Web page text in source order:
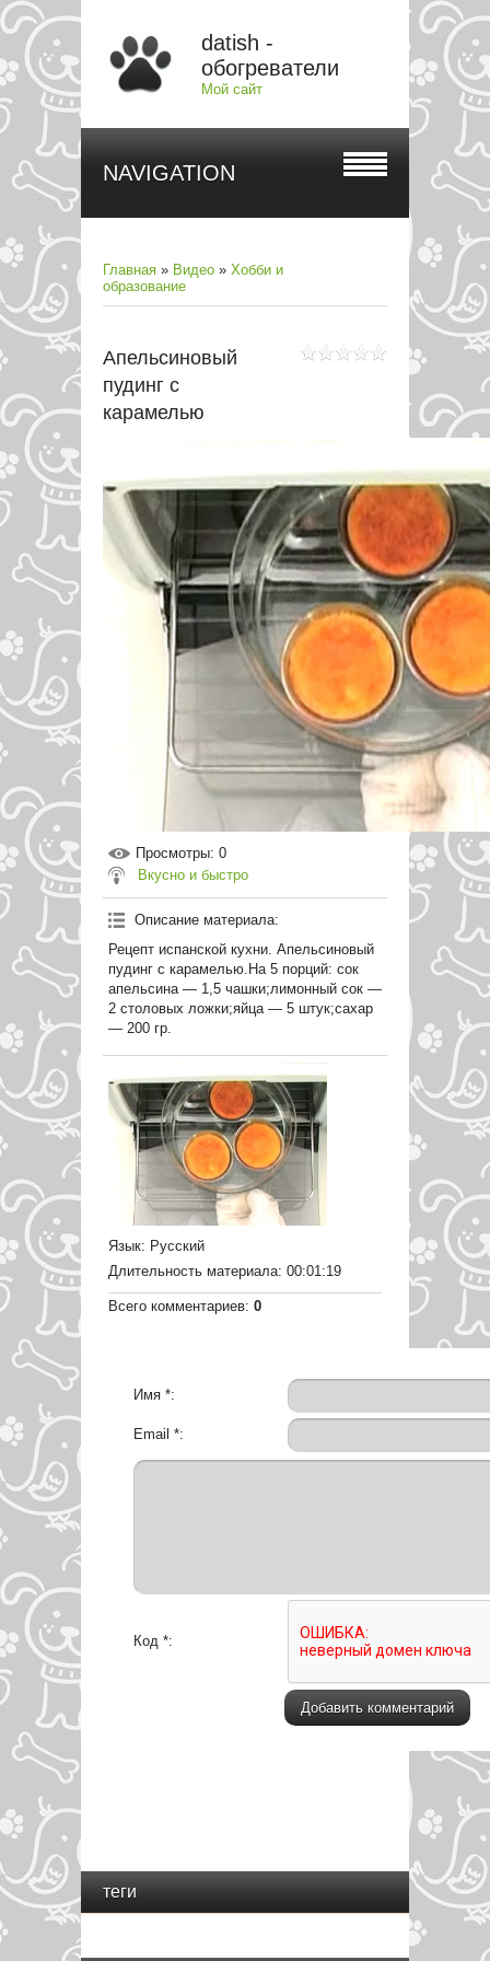
datish -
обогреватели
Мой сайт
NAVIGATION
Главная » Видео » Хобби и
образование
Апельсиновый
пудинг с
карамелью
Просмотры: 0
Вкусно и быстро
Описание материала:
Рецепт испанской кухни. Апельсиновый
пудинг с карамелью.На 5 порций: сок
апельсина — 1,5 чашки;лимонный сок —
2 столовых ложки;яйца — 5 штук;сахар
— 200 гр.
Язык: Русский
Длительность материала: 00:01:19
Всего комментариев: 0
Имя *:
Email *:
Код *:
теги